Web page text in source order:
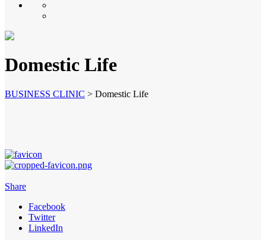
Domestic Life
BUSINESS CLINIC > Domestic Life
Share
Facebook
Twitter
LinkedIn